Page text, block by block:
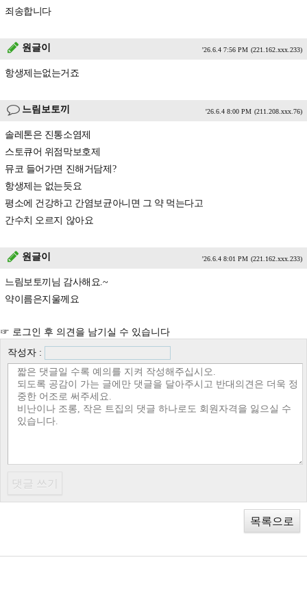
죄송합니다
원글이 '26.6.4 7:56 PM (221.162.xxx.233)
항생제는없는거죠
느림보토끼 '26.6.4 8:00 PM (211.208.xxx.76)
솔레톤은 진통소염제
스토큐어 위점막보호제
뮤코 들어가면 진해거담제?
항생제는 없는듯요
평소에 건강하고 간염보균아니면 그 약 먹는다고
간수치 오르지 않아요
원글이 '26.6.4 8:01 PM (221.162.xxx.233)
느림보토끼님 감사해요.~
약이름은지울께요
☞ 로그인 후 의견을 남기실 수 있습니다
작성자 :
목록으로